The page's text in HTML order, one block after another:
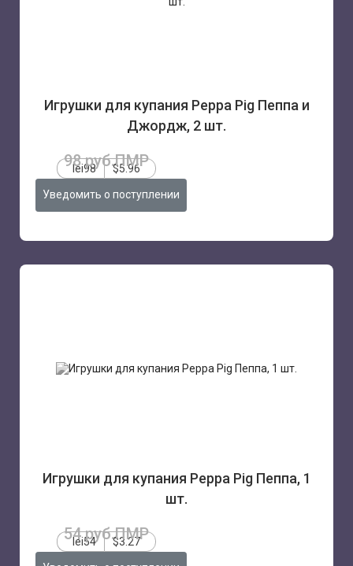
Игрушки для купания Peppa Pig Пеппа и
Джордж, 2 шт.
98 руб.ПМР
lei98 $5.96
Уведомить о поступлении
Игрушки для купания Peppa Pig Пеппа, 1
шт.
54 руб.ПМР
lei54 $3.27